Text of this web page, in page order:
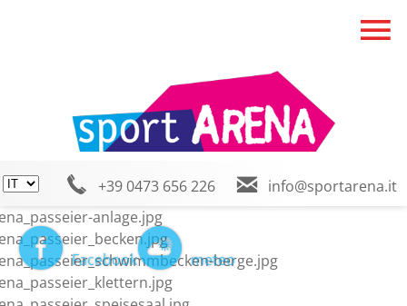
+39 0473 656 226 info@sportarena.it
Facebook meteo